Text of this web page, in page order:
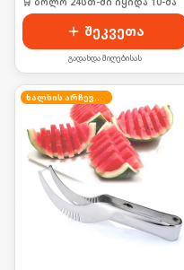
შეკვეთა
გადახდა მიღებისას
ხალხის არჩევანი